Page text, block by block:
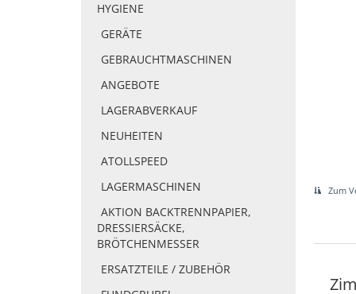
HYGIENE
GERÄTE
GEBRAUCHTMASCHINEN
ANGEBOTE
LAGERABVERKAUF
NEUHEITEN
ATOLLSPEED
LAGERMASCHINEN
AKTION BACKTRENNPAPIER,
DRESSIERSÄCKE,
BRÖTCHENMESSER
ERSATZTEILE / ZUBEHÖR
Zum